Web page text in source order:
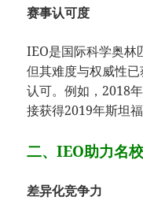
赛事认可度
IEO是国际科学奥林
但其难度与权威性
认可。例如，2018
接获得2019年斯坦
二、IEO助力名
差异化竞争力